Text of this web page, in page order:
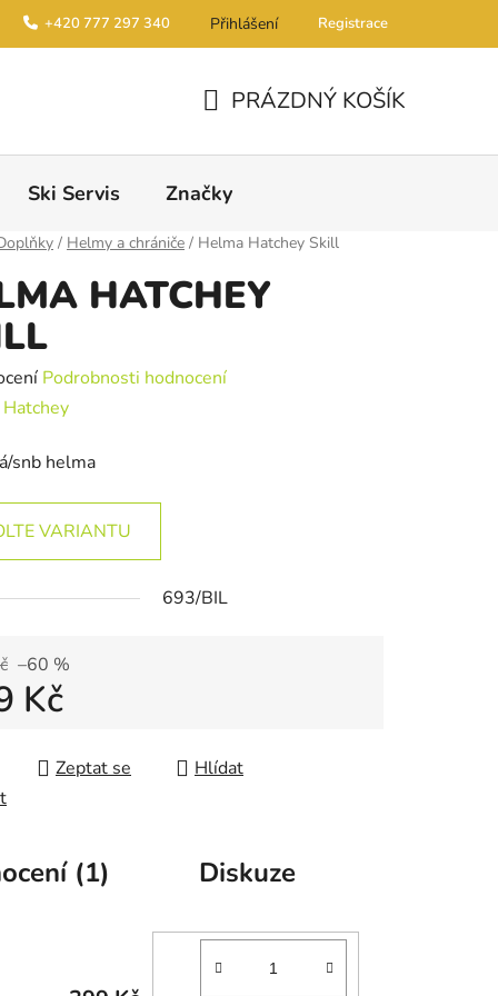
+420 777 297 340 Přihlášení Registrace
PRÁZDNÝ KOŠÍK
Ski Servis Značky
/ Helmy a chrániče / Helma Hatchey Skill
HATCHEY
hodnocení produktu je 1,0 z 5 hvězdiček.
Podrobnosti hodnocení
Hatchey
snb helma
VARIANTU
693/BIL
–60 %
Kč
Zeptat se
Hlídat
(1) Diskuze